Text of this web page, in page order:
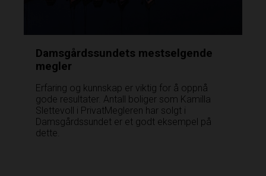
Damsgårdssundets mestselgende
megler
Erfaring og kunnskap er viktig for å oppnå
gode resultater. Antall boliger som Kamilla
Slettevoll i PrivatMegleren har solgt i
Damsgårdssundet er et godt eksempel på
dette.